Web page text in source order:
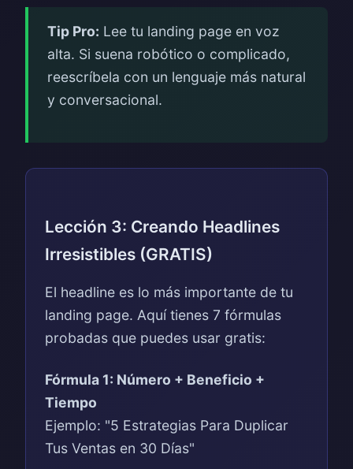
Tip Pro: Lee tu landing page en voz
alta. Si suena robótico o complicado,
reescríbela con un lenguaje más natural
y conversacional.
Lección 3: Creando Headlines
Irresistibles (GRATIS)
El headline es lo más importante de tu
landing page. Aquí tienes 7 fórmulas
probadas que puedes usar gratis:
Fórmula 1: Número + Beneficio +
Tiempo
Ejemplo: "5 Estrategias Para Duplicar
Tus Ventas en 30 Días"